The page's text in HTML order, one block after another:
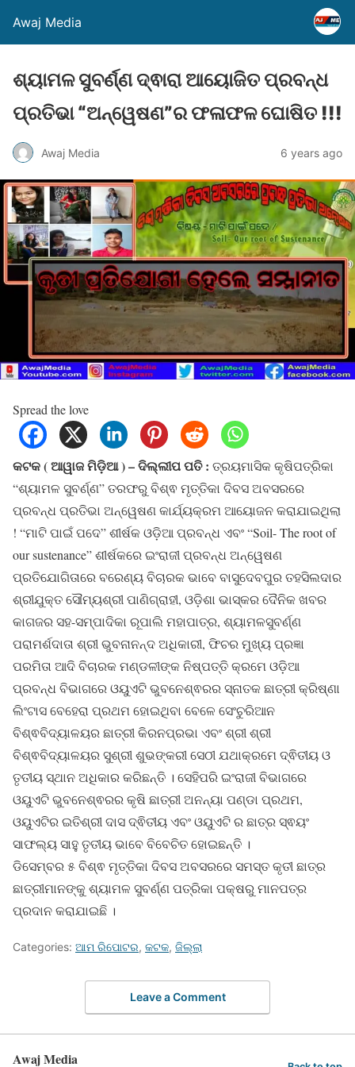
Awaj Media
ଶ୍ୟାମଳ ସୁବର୍ଣ୍ଣ ଦ୍ଵାରା ଆୟୋଜିତ ପ୍ରବନ୍ଧ
ପ୍ରତିଭା “ଅନ୍ୱେଷଣ”ର ଫଳାଫଳ ଘୋଷିତ !!!
Awaj Media 6 years ago
Spread the love
କଟକ ( ଆୱାଜ ମିଡ଼ିଆ ) – ଦିଲ୍ଲୀପ ପତି : ତ୍ରୟମାସିକ କୃଷିପତ୍ରିକା
“ଶ୍ୟାମଳ ସୁବର୍ଣ୍ଣ” ତରଫରୁ ବିଶ୍ଵ ମୃତ୍ତିକା ଦିବସ ଅବସରରେ
ପ୍ରବନ୍ଧ ପ୍ରତିଭା ଅନ୍ୱେଷଣ କାର୍ଯ୍ୟକ୍ରମ ଆୟୋଜନ କରାଯାଇଥିଲା
! “ମାଟି ପାଇଁ ପଦେ” ଶୀର୍ଷକ ଓଡ଼ିଆ ପ୍ରବନ୍ଧ ଏବଂ “Soil- The root of
our sustenance” ଶୀର୍ଷକରେ ଇଂରାଜୀ ପ୍ରବନ୍ଧ ଅନ୍ୱେଷଣ
ପ୍ରତିଯୋଗିତାରେ ବରେଣ୍ୟ ବିଚାରକ ଭାବେ ବାସୁଦେବପୁର ତହସିଲଦାର
ଶ୍ରୀଯୁକ୍ତ ସୌମ୍ୟଶ୍ରୀ ପାଣିଗ୍ରାହୀ, ଓଡ଼ିଶା ଭାସ୍କର ଦୈନିକ ଖବର
କାଗଜର ସହ-ସମ୍ପାଦିକା ରୂପାଲି ମହାପାତ୍ର, ଶ୍ୟାମଳସୁବର୍ଣ୍ଣ
ପରାମର୍ଶଦାତା ଶ୍ରୀ ଭୁବନାନନ୍ଦ ଅଧିକାରୀ, ଫିଚର ମୁଖ୍ୟ ପ୍ରଜ୍ଞା
ପରମିତା ଆଦି ବିଚାରକ ମଣ୍ଡଳୀଙ୍କ ନିଷ୍ପତ୍ତି କ୍ରମେ ଓଡ଼ିଆ
ପ୍ରବନ୍ଧ ବିଭାଗରେ ଓୟୁଏଟି ଭୁବନେଶ୍ଵରର ସ୍ନାତକ ଛାତ୍ରୀ କ୍ରିଷ୍ଣା
ଲିଂଟାସ ବେହେରା ପ୍ରଥମ ହୋଇଥିବା ବେଳେ ସେଂଚୁରିଆନ
ବିଶ୍ଵବିଦ୍ୟାଳୟର ଛାତ୍ରୀ କିରନପ୍ରଭା ଏବଂ ଶ୍ରୀ ଶ୍ରୀ
ବିଶ୍ଵବିଦ୍ୟାଳୟର ସୁଶ୍ରୀ ଶୁଭଙ୍କରୀ ସେଠୀ ଯଥାକ୍ରମେ ଦ୍ଵିତୀୟ ଓ
ତୃତୀୟ ସ୍ଥାନ ଅଧିକାର କରିଛନ୍ତି । ସେହିପରି ଇଂରାଜୀ ବିଭାଗରେ
ଓୟୁଏଟି ଭୁବନେଶ୍ଵରର କୃଷି ଛାତ୍ରୀ ଅନନ୍ୟା ପଣ୍ଡା ପ୍ରଥମ,
ଓୟୁଏଟିର ଇତିଶ୍ରୀ ଦାସ ଦ୍ଵିତୀୟ ଏବଂ ଓୟୁଏଟି ର ଛାତ୍ର ସ୍ଵୟଂ
ସାଫଲ୍ୟ ସାହୁ ତୃତୀୟ ଭାବେ ବିବେଚିତ ହୋଇଛନ୍ତି ।
ଡିସେମ୍ବର ୫ ବିଶ୍ଵ ମୃତ୍ତିକା ଦିବସ ଅବସରରେ ସମସ୍ତ କୃତୀ ଛାତ୍ର
ଛାତ୍ରୀମାନଙ୍କୁ ଶ୍ୟାମଳ ସୁବର୍ଣ୍ଣ ପତ୍ରିକା ପକ୍ଷରୁ ମାନପତ୍ର
ପ୍ରଦାନ କରାଯାଇଛି ।
Categories: ଆମ ରିପୋଟର, କଟକ, ଜିଲ୍ଲା
Leave a Comment
Awaj Media